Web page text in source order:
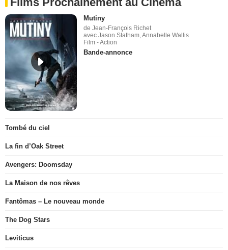
Mutiny
de Jean-François Richet
avec Jason Statham, Annabelle Wallis
Film - Action
Bande-annonce
Tombé du ciel
La fin d’Oak Street
Avengers: Doomsday
La Maison de nos rêves
Fantômas – Le nouveau monde
The Dog Stars
Leviticus